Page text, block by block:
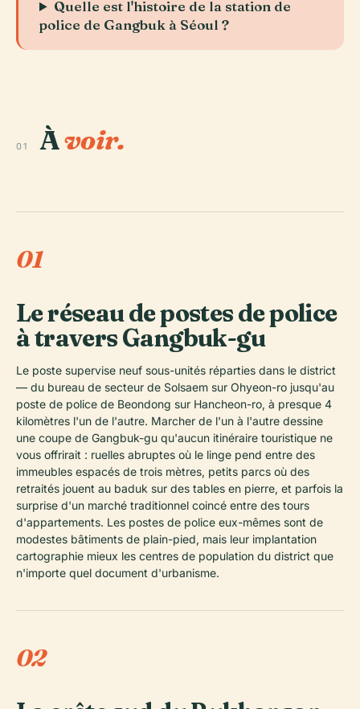
Quelle est l'histoire de la station de
police de Gangbuk à Séoul ?
01 Àvoir.
01
Le réseau de postes de police
à travers Gangbuk-gu
Le poste supervise neuf sous-unités réparties dans le district
— du bureau de secteur de Solsaem sur Ohyeon-ro jusqu'au
poste de police de Beondong sur Hancheon-ro, à presque 4
kilomètres l'un de l'autre. Marcher de l'un à l'autre dessine
une coupe de Gangbuk-gu qu'aucun itinéraire touristique ne
vous offrirait : ruelles abruptes où le linge pend entre des
immeubles espacés de trois mètres, petits parcs où des
retraités jouent au baduk sur des tables en pierre, et parfois la
surprise d'un marché traditionnel coincé entre des tours
d'appartements. Les postes de police eux-mêmes sont de
modestes bâtiments de plain-pied, mais leur implantation
cartographie mieux les centres de population du district que
n'importe quel document d'urbanisme.
02